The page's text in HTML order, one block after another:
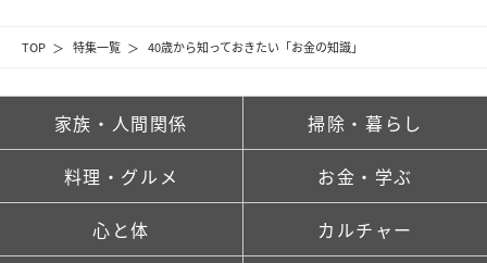
TOP 特集一覧 40歳から知っておきたい「お金の知識」
家族・人間関係 掃除・暮らし
料理・グルメ お金・学ぶ
心と体 カルチャー